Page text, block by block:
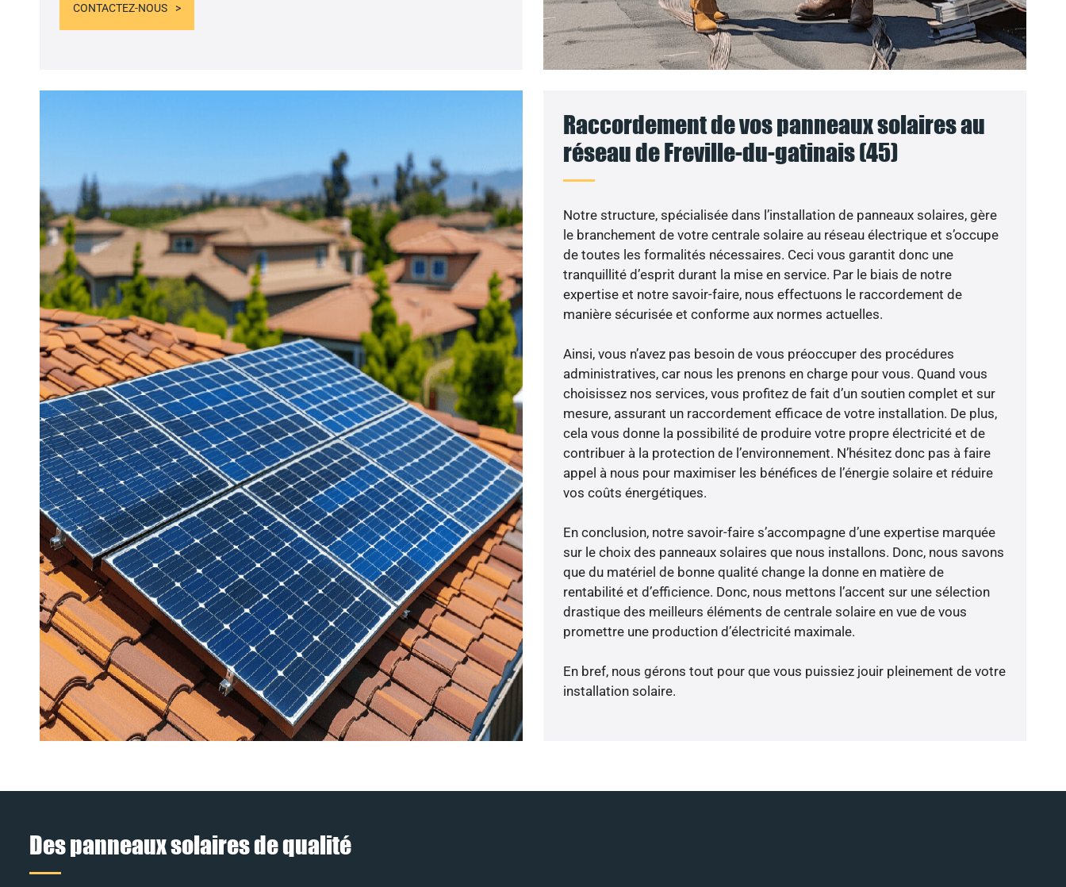
CONTACTEZ-NOUS
Raccordement de vos panneaux solaires au
réseau de Freville-du-gatinais (45)
Notre structure, spécialisée dans l’installation de panneaux solaires, gère
le branchement de votre centrale solaire au réseau électrique et s’occupe
de toutes les formalités nécessaires. Ceci vous garantit donc une
tranquillité d’esprit durant la mise en service. Par le biais de notre
expertise et notre savoir-faire, nous effectuons le raccordement de
manière sécurisée et conforme aux normes actuelles.
Ainsi, vous n’avez pas besoin de vous préoccuper des procédures
administratives, car nous les prenons en charge pour vous. Quand vous
choisissez nos services, vous profitez de fait d’un soutien complet et sur
mesure, assurant un raccordement efficace de votre installation. De plus,
cela vous donne la possibilité de produire votre propre électricité et de
contribuer à la protection de l’environnement. N’hésitez donc pas à faire
appel à nous pour maximiser les bénéfices de l’énergie solaire et réduire
vos coûts énergétiques.
En conclusion, notre savoir-faire s’accompagne d’une expertise marquée
sur le choix des panneaux solaires que nous installons. Donc, nous savons
que du matériel de bonne qualité change la donne en matière de
rentabilité et d’efficience. Donc, nous mettons l’accent sur une sélection
drastique des meilleurs éléments de centrale solaire en vue de vous
promettre une production d’électricité maximale.
En bref, nous gérons tout pour que vous puissiez jouir pleinement de votre
installation solaire.
Des panneaux solaires de qualité